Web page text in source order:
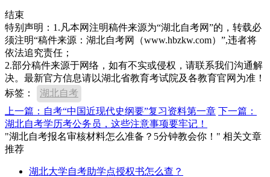
结束
特别声明：1.凡本网注明稿件来源为“湖北自考网”的，转载必
须注明“稿件来源：湖北自考网（www.hbzkw.com）”,违者将
依法追究责任；
2.部分稿件来源于网络，如有不实或侵权，请联系我们沟通解
决。最新官方信息请以湖北省教育考试院及各教育官网为准！
标签：
湖北自考
上一篇：自考“中国近现代史纲要”复习资料第一章 下一篇：
湖北自考学历考公务员，这些注意事项要牢记！
"湖北自考报名审核材料怎么准备？5分钟教会你！" 相关文章
推荐
湖北大学自考助学点授权书怎么查？